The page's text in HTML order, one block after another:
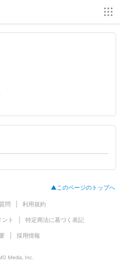
▲このページのトップへ
問 利用規約
ト 特定商法に基づく表記
採用情報
Media, Inc.